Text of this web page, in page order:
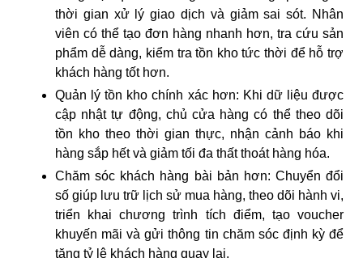
thời gian xử lý giao dịch và giảm sai sót. Nhân
viên có thể tạo đơn hàng nhanh hơn, tra cứu sản
phẩm dễ dàng, kiểm tra tồn kho tức thời để hỗ trợ
khách hàng tốt hơn.
Quản lý tồn kho chính xác hơn: Khi dữ liệu được
cập nhật tự động, chủ cửa hàng có thể theo dõi
tồn kho theo thời gian thực, nhận cảnh báo khi
hàng sắp hết và giảm tối đa thất thoát hàng hóa.
Chăm sóc khách hàng bài bản hơn: Chuyển đổi
số giúp lưu trữ lịch sử mua hàng, theo dõi hành vi,
triển khai chương trình tích điểm, tạo voucher
khuyến mãi và gửi thông tin chăm sóc định kỳ để
tăng tỷ lệ khách hàng quay lại.